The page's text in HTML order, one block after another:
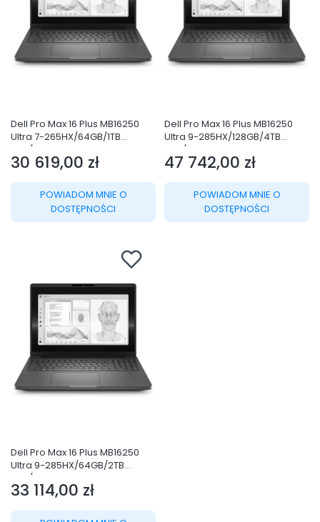
Dell Pro Max 16 Plus MB16250
Ultra 7-265HX/64GB/1TB
SSD/Qualcomm AI 100
NPU/FgrPr &
FHD+/Backlit Kb/W11 Pro/3YPS
Cena
30 619,00 zł
POWIADOM MNIE O
DOSTĘPNOŚCI
Dell Pro Max 16 Plus MB16250
Ultra 9-285HX/128GB/4TB
SSD/Qualcomm AI 100
NPU/FgrPr &
FHD+/Backlit Kb/W11 Pro/3YPS
Cena
47 742,00 zł
POWIADOM MNIE O
DOSTĘPNOŚCI
Dell Pro Max 16 Plus MB16250
Ultra 9-285HX/64GB/2TB
SSD/Qualcomm AI 100
NPU/FgrPr &
FHD+/Backlit Kb/W11 Pro/3YPS
Cena
33 114,00 zł